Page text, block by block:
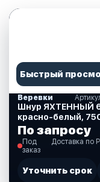
Быстрый
Веревки
Шнур ЯХТЕННЫЙ
красно-белый,
100 м., бухта на
метраж (12145)
По запросу
Под
заказ
Доставка по
Уточнить срок